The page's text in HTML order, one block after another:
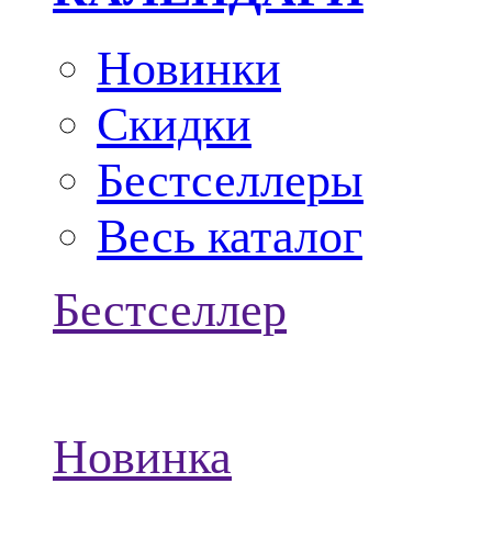
Новинки
Скидки
Бестселлеры
Весь каталог
Бестселлер
Новинка